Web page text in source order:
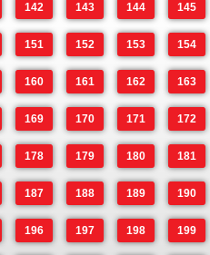
142 143 144 145
151 152 153 154
160 161 162 163
169 170 171 172
178 179 180 181
187 188 189 190
196 197 198 199